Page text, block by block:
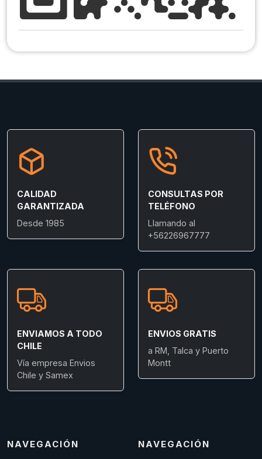
CALIDAD
GARANTIZADA
Desde 1985
CONSULTAS POR
TELÉFONO
Llamando al
+56226967777
ENVIAMOS A TODO
CHILE
Vía empresa Envios
Chile y Samex
ENVIOS GRATIS
a RM, Talca y Puerto
Montt
NAVEGACIÓN NAVEGACIÓN